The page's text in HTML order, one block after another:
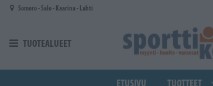
Siirry pääsisältöön
Somero - Salo - Kaarina - Lahti
TUOTEALUEET
ETUSIVU TUOTTEET